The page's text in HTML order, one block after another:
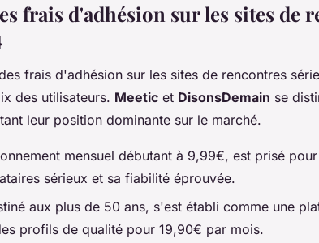
frais d'adhésion sur les sites de
frais d'adhésion sur les sites de rencontres
des utilisateurs. Meetic et DisonsDemain se
leur position dominante sur le marché.
mensuel débutant à 9,99€, est prisé
sérieux et sa fiabilité éprouvée.
aux plus de 50 ans, s'est établi comme une
profils de qualité pour 19,90€ par mois.